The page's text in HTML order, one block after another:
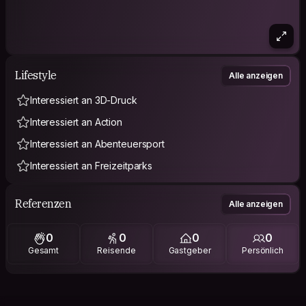
Lifestyle Alle anzeigen
Interessiert an 3D-Druck
Interessiert an Action
Interessiert an Abenteuersport
Interessiert an Freizeitparks
Referenzen Alle anzeigen
0
Gesamt
0
Reisende
0
Gastgeber
0
Persönlich